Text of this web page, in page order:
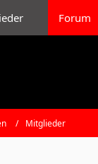
Forum
Mitglieder